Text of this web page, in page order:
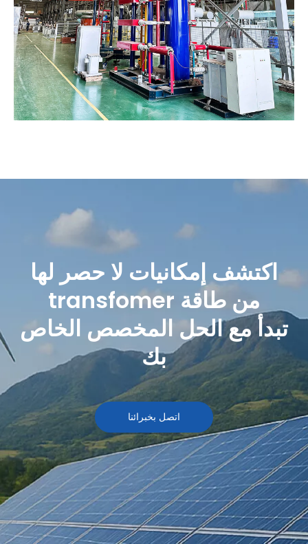
اكتشف إمكانيات لا حصر لها
من طاقة transfomer
تبدأ مع الحل المخصص الخاص
بك
اتصل بخبرائنا